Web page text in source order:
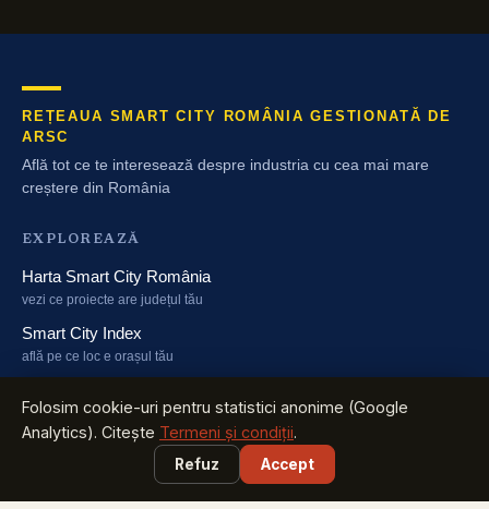
Folosim cookie-uri pentru statistici anonime (Google
Analytics). Citește Termeni și condiții.
Refuz Accept
REȚEAUA SMART CITY ROMÂNIA GESTIONATĂ DE
ARSC
Află tot ce te interesează despre industria cu cea mai mare
creștere din România
EXPLOREAZĂ
Harta Smart City România
vezi ce proiecte are județul tău
Smart City Index
află pe ce loc e orașul tău
cine investește în energie și unde
Smart City Marketplace
soluții testate + licitațiile zilei